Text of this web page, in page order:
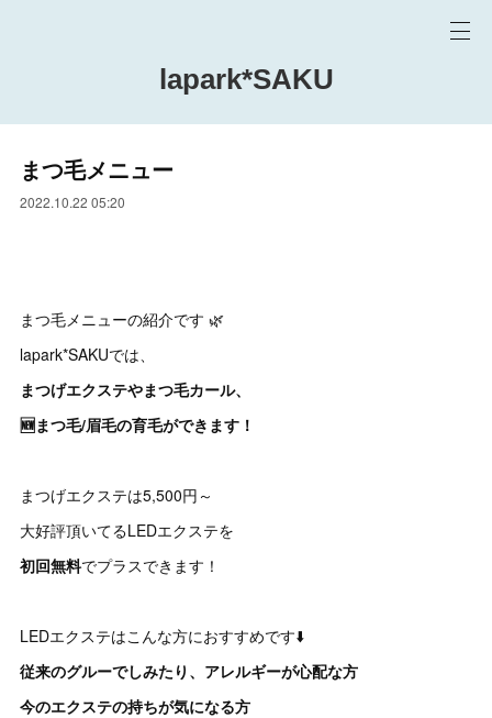
lapark*SAKU
まつ毛メニュー
2022.10.22 05:20
まつ毛メニューの紹介です 🌿
lapark*SAKUでは、
まつげエクステやまつ毛カール、
🆕まつ毛/眉毛の育毛ができます！
まつげエクステは5,500円～
大好評頂いてるLEDエクステを
初回無料でプラスできます！
LEDエクステはこんな方におすすめです⬇️
従来のグルーでしみたり、アレルギーが心配な方
今のエクステの持ちが気になる方